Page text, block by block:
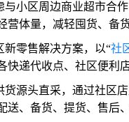
与小区周边商业超市合
营体量，减轻囤货、备
新零售解决方案，以“社
快递代收点、社区便利
货源头直采，通过社区
送、备货、提货、售后